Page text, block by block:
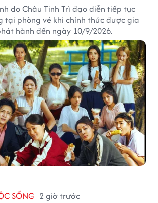
do Châu Tinh Trì đạo diễn tiếp tục
tại phòng vé khi chính thức được gia
hành đến ngày 10/9/2026.
SỐNG 2 giờ trước